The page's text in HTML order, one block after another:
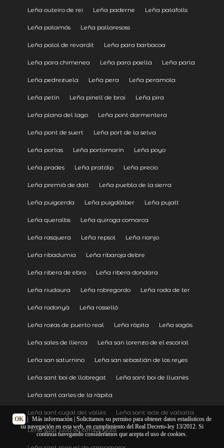
Leña outeiro de rei Leña paderne Leña palafolls
Leña palamós Leña pallaresoss
Leña palol de revardit Leña para barbacoa
Leña para chimenea Leña para paella Leña parla
Leña pedrezuela Leña pera Leña peramola
Leña petín Leña pinell de brai Leña pira
Leña plana del lago Leña pont darmentera
Leña pont de suert Leña port de la selva
Leña portas Leña portomarín Leña poyo
Leña prades Leña pratdip Leña precio
Leña premià de dalt Leña puebla de la sierra
Leña puigcerda Leña puigdàlber Leña pujalt
Leña queralbs Leña quiroga comarca
Leña rasquera Leña repsol Leña rianjo
Leña ribadumia Leña ribaroja debre
Leña ribera de ebro Leña ribera dondara
Leña riudaura Leña robregordo Leña roda de ter
Leña rodonyà Leña rosselló
Leña rozas de puerto real Leña ràpita Leña sagàs
Leña sales de llierca Leña san lorenzo de el escorial
Leña san saturnino Leña san sebastián de los reyes
Leña sant boi de llobregat Leña sant boi de lluanès
Leña sant carles de la ràpita
Leña sant cugat del vallès Leña sant iscle de vallalta
Leña sant julià de cerdanyola
OK Más información| Solicitamos su permiso para obtener datos estadísticos de
su navegación en esta web, en cumplimiento del Real Decreto-ley 13/2012. Si
continúa navegando consideramos que acepta el uso de cookies.